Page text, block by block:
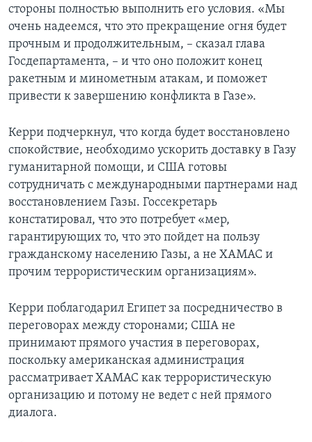
стороны полностью выполнить его условия. «Мы
очень надеемся, что это прекращение огня будет
прочным и продолжительным, – сказал глава
Госдепартамента, – и что оно положит конец
ракетным и минометным атакам, и поможет
привести к завершению конфликта в Газе».
Керри подчеркнул, что когда будет восстановлено
спокойствие, необходимо ускорить доставку в Газу
гуманитарной помощи, и США готовы
сотрудничать с международными партнерами над
восстановлением Газы. Госсекретарь
констатировал, что это потребует «мер,
гарантирующих то, что это пойдет на пользу
гражданскому населению Газы, а не ХАМАС и
прочим террористическим организациям».
Керри поблагодарил Египет за посредничество в
переговорах между сторонами; США не
принимают прямого участия в переговорах,
поскольку американская администрация
рассматривает ХАМАС как террористическую
организацию и потому не ведет с ней прямого
диалога.